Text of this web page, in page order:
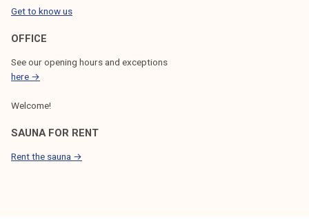
Get to know us
OFFICE
See our opening hours and exceptions
here →
Welcome!
SAUNA FOR RENT
Rent the sauna →